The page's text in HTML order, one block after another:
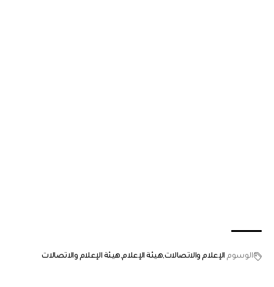
الوسوم الإعلام والاتصالاتهيئة الإعلام هيئة الإعلام والاتصالات